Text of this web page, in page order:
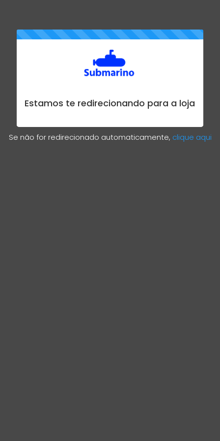
Estamos te redirecionando para a loja
Se não for redirecionado automaticamente, clique aqui